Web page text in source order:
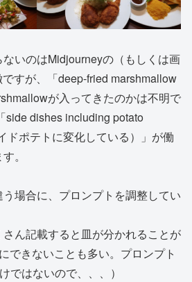
いのはMidjourneyの（もしくは画
すが、「deep-fried marshmallow
が入ってきたのかは不明で
side dishes including potato
ドポテトに変化している）」が働
。
場合に、プロンプトを調整してい
さん記載すると皿が分かれることが
できないことも多い。プロンプト
ではないので、、、）